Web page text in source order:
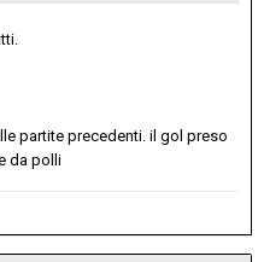
partite precedenti. il gol preso
da polli